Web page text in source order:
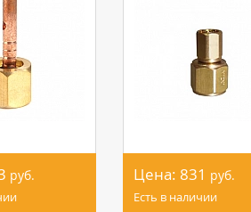
руб. Цена: 831 руб.
Есть в наличии